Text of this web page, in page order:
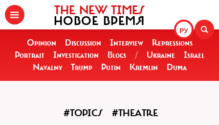
РУ
THE NEW TIMES
НОВОЕ ВРЕМЯ
Opinion Discussion Interview
Repressions
Portrait
Investigation Blogs / Ukraine
Israel
Navalny
Trump Putin Kremlin Duma
#TOPICS #THEATRE